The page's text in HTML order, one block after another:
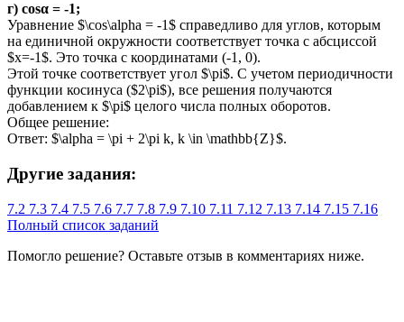
г) cosα = -1;
Уравнение $\cos\alpha = -1$ справедливо для углов, которым
на единичной окружности соответствует точка с абсциссой
$x=-1$. Это точка с координатами (-1, 0).
Этой точке соответствует угол $\pi$. С учетом периодичности
функции косинуса ($2\pi$), все решения получаются
добавлением к $\pi$ целого числа полных оборотов.
Общее решение:
Ответ: $\alpha = \pi + 2\pi k, k \in \mathbb{Z}$.
Другие задания:
7.2 7.3 7.4 7.5 7.6 7.7 7.8 7.9 7.10 7.11 7.12 7.13 7.14 7.15 7.16
Полный список заданий
Помогло решение? Оставьте отзыв в комментариях ниже.